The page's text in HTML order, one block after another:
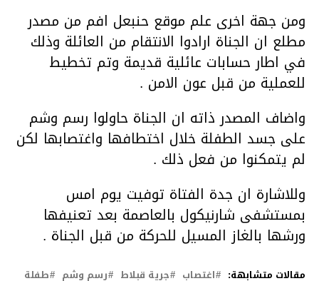
ومن جهة اخرى علم موقع حنبعل افم من مصدر
مطلع ان الجناة ارادوا الانتقام من العائلة وذلك
في اطار حسابات عائلية قديمة وتم تخطيط
للعملية من قبل عون الامن .
واضاف المصدر ذاته ان الجناة حاولوا رسم وشم
على جسد الطفلة خلال اختطافها واغتصابها لكن
لم يتمكنوا من فعل ذلك .
وللاشارة ان جدة الفتاة توفيت يوم امس
بمستشفى شارنيكول بالعاصمة بعد تعنيفها
ورشها بالغاز المسيل للحركة من قبل الجناة .
مقالات متشابهة: اغتصاب جرية قبلاط رسم وشم طفلة